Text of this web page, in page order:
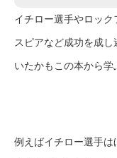
イチロー選手やロッ
スピアなど成功を成
いたかもこの本から学
例えばイチロー選手